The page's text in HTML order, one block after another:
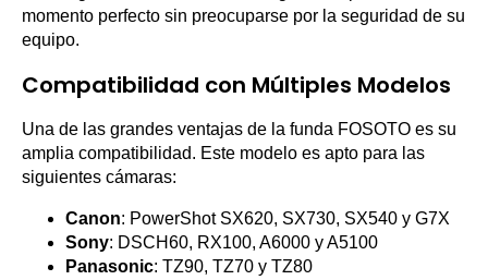
momento perfecto sin preocuparse por la seguridad de su
equipo.
Compatibilidad con Múltiples Modelos
Una de las grandes ventajas de la funda FOSOTO es su
amplia compatibilidad. Este modelo es apto para las
siguientes cámaras:
Canon: PowerShot SX620, SX730, SX540 y G7X
Sony: DSCH60, RX100, A6000 y A5100
Panasonic: TZ90, TZ70 y TZ80